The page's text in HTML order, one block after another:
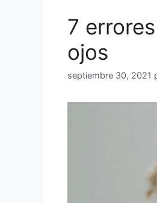
7
ojos
septiembre 30, 2021